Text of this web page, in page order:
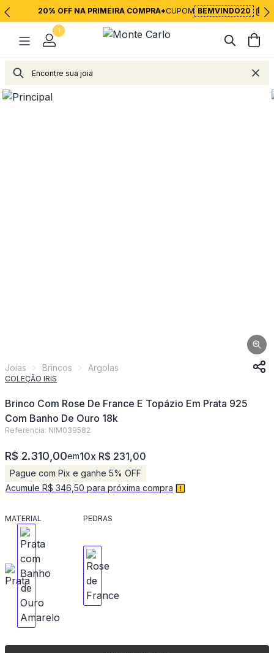
20% OFF NA PRIMEIRA COMPRA*CUPOM BEMVINDO20
1
Joias
Joias Brincos Argolas
COLEÇÃO IRIS
Brinco Com Rose De France E Topázio Em Prata 925
Com Banho De Ouro 18k
Referencia: NIM039582
R$ 2.310,00em10x R$ 231,00
Pague com Pix e ganhe 5% OFF
Acumule R$ 346,50 para próxima compra
MATERIAL PEDRAS